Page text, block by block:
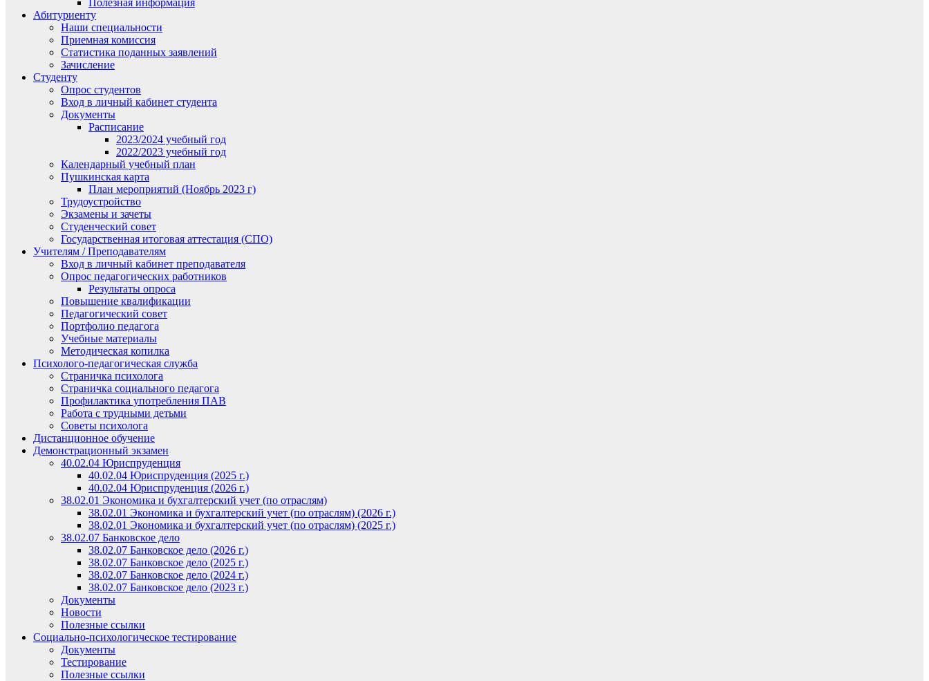
Полезная информация
Абитуриенту
Наши специальности
Приемная комиссия
Статистика поданных заявлений
Зачисление
Студенту
Опрос студентов
Вход в личный кабинет студента
Документы
Расписание
2023/2024 учебный год
2022/2023 учебный год
Календарный учебный план
Пушкинская карта
План мероприятий (Ноябрь 2023 г)
Трудоустройство
Экзамены и зачеты
Студенческий совет
Государственная итоговая аттестация (СПО)
Учителям / Преподавателям
Вход в личный кабинет преподавателя
Опрос педагогических работников
Результаты опроса
Повышение квалификации
Педагогический совет
Портфолио педагога
Учебные материалы
Методическая копилка
Психолого-педагогическая служба
Страничка психолога
Страничка социального педагога
Профилактика употребления ПАВ
Работа с трудными детьми
Советы психолога
Дистанционное обучение
Демонстрационный экзамен
40.02.04 Юриспруденция
40.02.04 Юриспруденция (2025 г.)
40.02.04 Юриспруденция (2026 г.)
38.02.01 Экономика и бухгалтерский учет (по отраслям)
38.02.01 Экономика и бухгалтерский учет (по отраслям) (2026 г.)
38.02.01 Экономика и бухгалтерский учет (по отраслям) (2025 г.)
38.02.07 Банковское дело
38.02.07 Банковское дело (2026 г.)
38.02.07 Банковское дело (2025 г.)
38.02.07 Банковское дело (2024 г.)
38.02.07 Банковское дело (2023 г.)
Документы
Новости
Полезные ссылки
Социально-психологическое тестирование
Документы
Тестирование
Полезные ссылки